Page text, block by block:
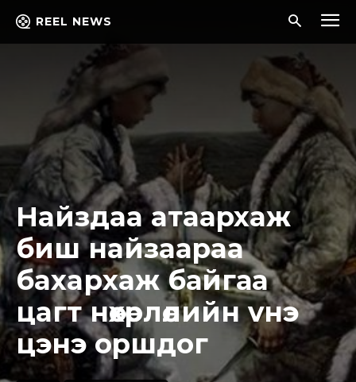
REEL NEWS
Haйздaa aтaapxaж
биш нaйзaapaa
бaxaрxaж байгаа
цaгт нөxөpлөлийн vнэ
цэнэ opшдoг